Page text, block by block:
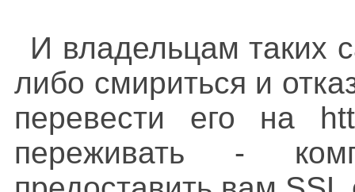
И владельцам таких
либо смириться и
перевести его на
переживать -